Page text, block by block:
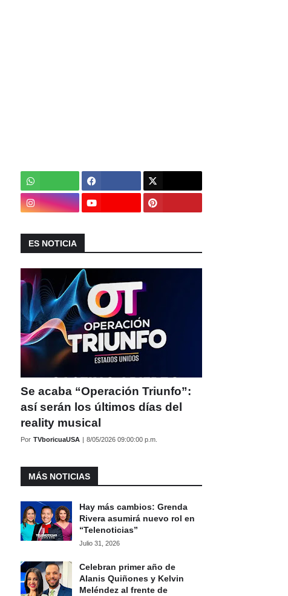
ES NOTICIA
Se acaba “Operación Triunfo”:
así serán los últimos días del
reality musical
Por TVboricuaUSA | 8/05/2026 09:00:00 p.m.
MÁS NOTICIAS
Hay más cambios: Grenda
Rivera asumirá nuevo rol en
“Telenoticias”
Julio 31, 2026
Celebran primer año de
Alanis Quiñones y Kelvin
Meléndez al frente de